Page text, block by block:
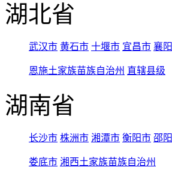
湖北省
武汉市 黄石市 十堰市 宜昌市 襄
恩施土家族苗族自治州 直辖县级
湖南省
长沙市 株洲市 湘潭市 衡阳市 邵
娄底市 湘西土家族苗族自治州